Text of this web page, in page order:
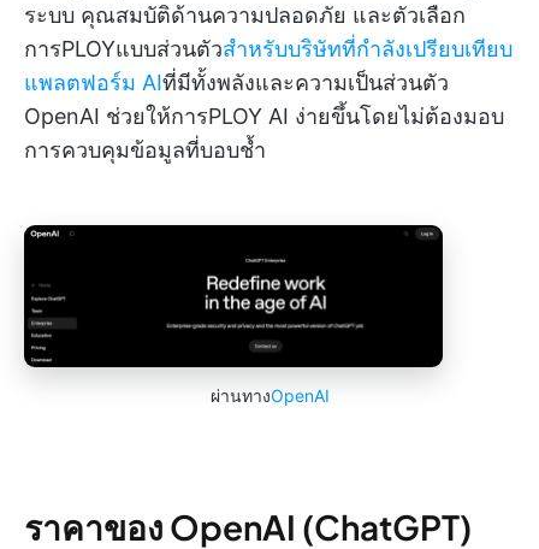
ระบบ คุณสมบัติด้านความปลอดภัย และตัวเลือก
การPLOYแบบส่วนตัวสำหรับบริษัทที่กำลังเปรียบเทียบ
แพลตฟอร์ม AIที่มีทั้งพลังและความเป็นส่วนตัว
OpenAI ช่วยให้การPLOY AI ง่ายขึ้นโดยไม่ต้องมอบ
การควบคุมข้อมูลที่บอบช้ำ
ผ่านทางOpenAI
ราคาของ OpenAI (ChatGPT)